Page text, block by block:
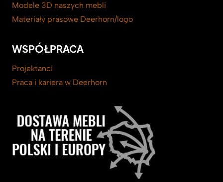
Modele 3D naszych mebli
Materiały prasowe Deerhorn/logo
WSPÓŁPRACA
Projektanci
Praca i kariera w Deerhorn